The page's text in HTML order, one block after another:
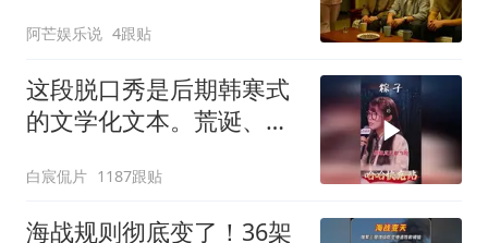
阿芒娱乐说 4跟贴
这段脱口秀是后期韩寒式
的文学化文本。荒诞、激
白宸侃片 1187跟贴
海战规则彻底变了！36架